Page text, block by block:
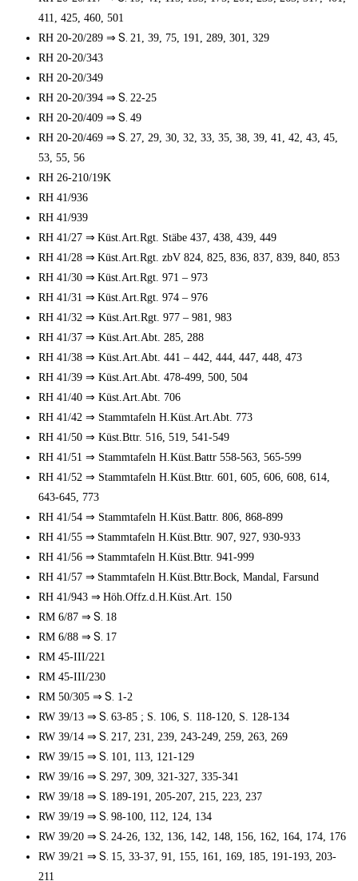
411, 425, 460, 501
RH 20-20/289 ⇒ S. 21, 39, 75, 191, 289, 301, 329
RH 20-20/343
RH 20-20/349
RH 20-20/394 ⇒ S. 22-25
RH 20-20/409 ⇒ S. 49
RH 20-20/469 ⇒ S. 27, 29, 30, 32, 33, 35, 38, 39, 41, 42, 43, 45,
53, 55, 56
RH 26-210/19K
RH 41/936
RH 41/939
RH 41/27 ⇒ Küst.Art.Rgt. Stäbe 437, 438, 439, 449
RH 41/28 ⇒ Küst.Art.Rgt. zbV 824, 825, 836, 837, 839, 840, 853
RH 41/30 ⇒ Küst.Art.Rgt. 971 – 973
RH 41/31 ⇒ Küst.Art.Rgt. 974 – 976
RH 41/32 ⇒ Küst.Art.Rgt. 977 – 981, 983
RH 41/37 ⇒ Küst.Art.Abt. 285, 288
RH 41/38 ⇒ Küst.Art.Abt. 441 – 442, 444, 447, 448, 473
RH 41/39 ⇒ Küst.Art.Abt. 478-499, 500, 504
RH 41/40 ⇒ Küst.Art.Abt. 706
RH 41/42 ⇒ Stammtafeln H.Küst.Art.Abt. 773
RH 41/50 ⇒ Küst.Bttr. 516, 519, 541-549
RH 41/51 ⇒ Stammtafeln H.Küst.Battr 558-563, 565-599
RH 41/52 ⇒ Stammtafeln H.Küst.Bttr. 601, 605, 606, 608, 614,
643-645, 773
RH 41/54 ⇒ Stammtafeln H.Küst.Battr. 806, 868-899
RH 41/55 ⇒ Stammtafeln H.Küst.Bttr. 907, 927, 930-933
RH 41/56 ⇒ Stammtafeln H.Küst.Bttr. 941-999
RH 41/57 ⇒ Stammtafeln H.Küst.Bttr.Bock, Mandal, Farsund
RH 41/943 ⇒ Höh.Offz.d.H.Küst.Art. 150
RM 6/87 ⇒ S. 18
RM 6/88 ⇒ S. 17
RM 45-III/221
RM 45-III/230
RM 50/305 ⇒ S. 1-2
RW 39/13 ⇒ S. 63-85 ; S. 106, S. 118-120, S. 128-134
RW 39/14 ⇒ S. 217, 231, 239, 243-249, 259, 263, 269
RW 39/15 ⇒ S. 101, 113, 121-129
RW 39/16 ⇒ S. 297, 309, 321-327, 335-341
RW 39/18 ⇒ S. 189-191, 205-207, 215, 223, 237
RW 39/19 ⇒ S. 98-100, 112, 124, 134
RW 39/20 ⇒ S. 24-26, 132, 136, 142, 148, 156, 162, 164, 174, 176
RW 39/21 ⇒ S. 15, 33-37, 91, 155, 161, 169, 185, 191-193, 203-
211